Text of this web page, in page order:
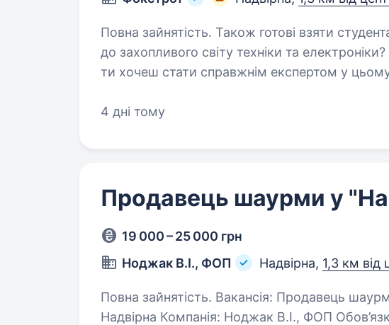
Повна зайнятість. Також готові взяти студента. Ти готовий відкрити
до захопливого світу техніки та
ти хочеш стати справжнім експертом у
4 дні тому
Продавець шаурми у
19 000 – 25 000 грн
Ноджак В.І., ФОП
Надвірна, 1,3 км від
Повна зайнятість. Вакансія: Продавець шаурми Місце роботи: місто
Надвірна Компанія: Ноджак В.І., ФОП Обов’язки: Підготовка і